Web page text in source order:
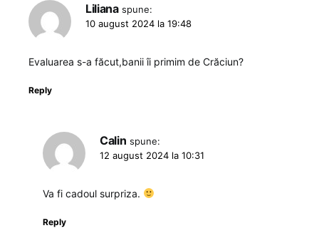
Liliana spune:
10 august 2024 la 19:48
Evaluarea s-a făcut,banii îi primim de Crăciun?
Reply
Calin spune:
12 august 2024 la 10:31
Va fi cadoul surpriza.
Reply